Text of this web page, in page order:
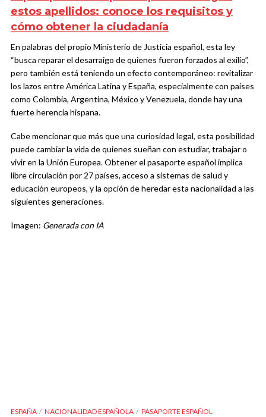
estos apellidos: conoce los requisitos y
cómo obtener la ciudadanía
En palabras del propio Ministerio de Justicia español, esta ley
“busca reparar el desarraigo de quienes fueron forzados al exilio”,
pero también está teniendo un efecto contemporáneo: revitalizar
los lazos entre América Latina y España, especialmente con países
como Colombia, Argentina, México y Venezuela, donde hay una
fuerte herencia hispana.
Cabe mencionar que más que una curiosidad legal, esta posibilidad
puede cambiar la vida de quienes sueñan con estudiar, trabajar o
vivir en la Unión Europea. Obtener el pasaporte español implica
libre circulación por 27 países, acceso a sistemas de salud y
educación europeos, y la opción de heredar esta nacionalidad a las
siguientes generaciones.
Imagen: Generada con IA
ESPAÑA NACIONALIDAD ESPAÑOLA PASAPORTE ESPAÑOL